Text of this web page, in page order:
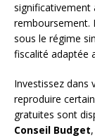
significativement
remboursement.
sous le régime
fiscalité adaptée
Investissez dans
reproduire
gratuites sont
Conseil Budget